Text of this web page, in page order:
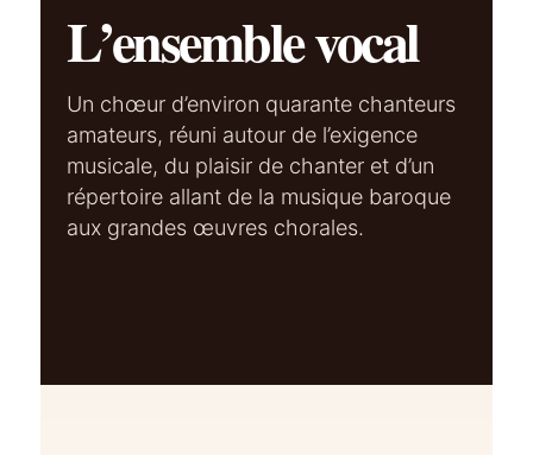
L’ensemble vocal
Un chœur d’environ quarante chanteurs
amateurs, réuni autour de l’exigence
musicale, du plaisir de chanter et d’un
répertoire allant de la musique baroque
aux grandes œuvres chorales.